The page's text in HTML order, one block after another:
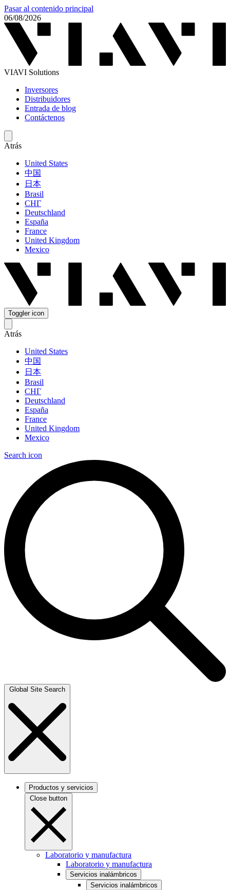
Pasar al contenido principal
06/08/2026
VIAVI Solutions
Inversores
Distribuidores
Entrada de blog
Contáctenos
Atrás
United States
中国
日本
Brasil
СНГ
Deutschland
España
France
United Kingdom
Mexico
Toggler icon
Atrás
United States
中国
日本
Brasil
СНГ
Deutschland
España
France
United Kingdom
Mexico
Search icon
Global Site Search
Productos y servicios
Close button
Laboratorio y manufactura
Laboratorio y manufactura
Servicios inalámbricos
Servicios inalámbricos